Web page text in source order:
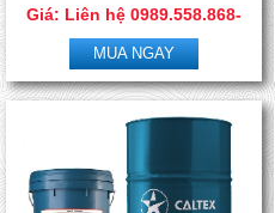
Giá: Liên hệ 0989.558.868-
0966.506.288
MUA NGAY